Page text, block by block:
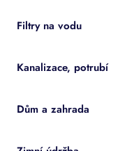
Filtry na vodu
Kanalizace, potrubí
Dům a zahrada